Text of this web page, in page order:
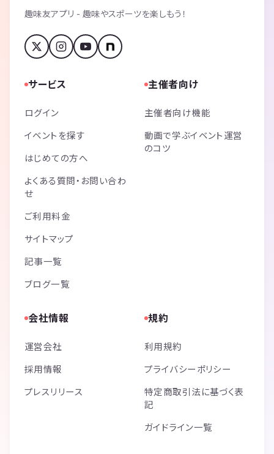
趣味友アプリ - 趣味やスポーツを楽しもう！
サービス
ログイン
イベントを探す
はじめての方へ
よくある質問・お問い合わ
せ
ご利用料金
サイトマップ
記事一覧
ブログ一覧
主催者向け
主催者向け機能
動画で学ぶイベント運営
のコツ
会社情報
運営会社
採用情報
プレスリリース
規約
利用規約
プライバシーポリシー
特定商取引法に基づく表
記
ガイドライン一覧